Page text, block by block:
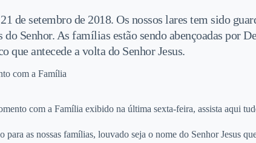
de setembro de 2018. Os nossos lares tem sido
do Senhor. As famílias estão sendo abençoadas por
que antecede a volta do Senhor Jesus.
com a Família
com a Família exibido na última sexta-feira, assista aqui
as nossas famílias, louvado seja o nome do Senhor Jesus